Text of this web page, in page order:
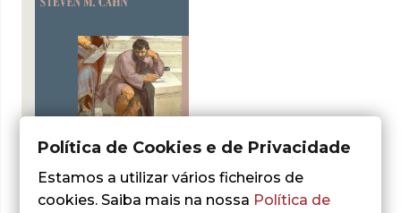
Política de Cookies e de Privacidade
Estamos a utilizar vários ficheiros de
cookies. Saiba mais na nossa Política de